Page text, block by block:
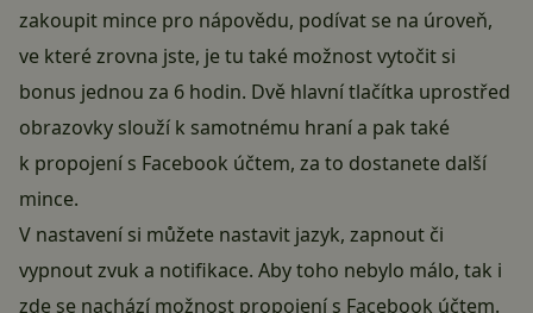
zakoupit mince pro nápovědu, podívat se na úroveň,
ve které zrovna jste, je tu také možnost vytočit si
bonus jednou za 6 hodin. Dvě hlavní tlačítka uprostřed
obrazovky slouží k samotnému hraní a pak také
k propojení s Facebook účtem, za to dostanete další
mince.
V nastavení si můžete nastavit jazyk, zapnout či
vypnout zvuk a notifikace. Aby toho nebylo málo, tak i
zde se nachází možnost propojení s Facebook účtem.